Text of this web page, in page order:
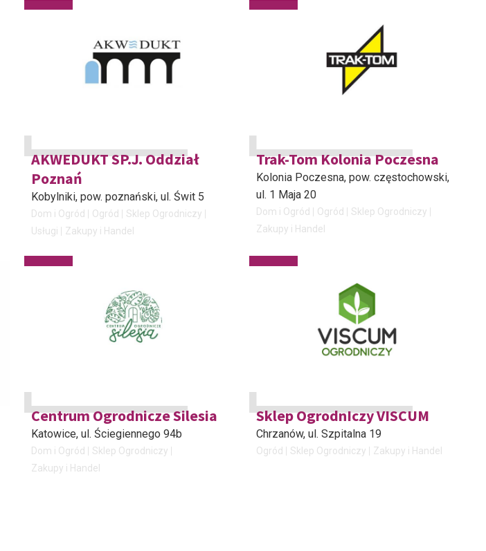
AKWEDUKT SP.J. Oddział
Poznań
Kobylniki, pow. poznański, ul. Świt 5
Dom i Ogród Ogród
Sklep Ogrodniczy
Usługi
Zakupy i Handel
Trak-Tom Kolonia Poczesna
Kolonia Poczesna, pow. częstochowski,
ul. 1 Maja 20
Dom i Ogród Ogród
Sklep Ogrodniczy
Zakupy i Handel
Centrum Ogrodnicze Silesia
Katowice, ul. Ściegiennego 94b
Dom i Ogród
Sklep Ogrodniczy
Zakupy i Handel
Sklep OgrodnIczy VISCUM
Chrzanów, ul. Szpitalna 19
Ogród Sklep Ogrodniczy Zakupy i Handel